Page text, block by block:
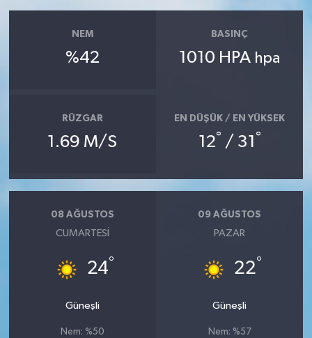
NEM
%42
BASINÇ
1010 HPA hpa
RÜZGAR
1.69 M/S
EN DÜŞÜK / EN YÜKSEK
12° / 31 °
08 AĞUSTOS
CUMARTESI
24°
Güneşli
Nem: %50
09 AĞUSTOS
PAZAR
22°
Güneşli
Nem: %57